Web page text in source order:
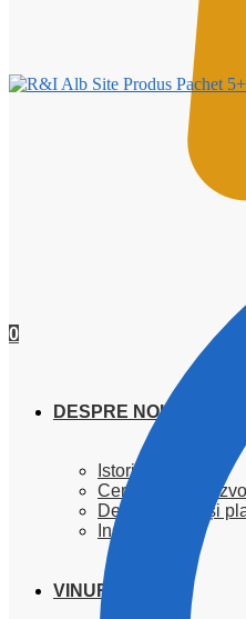
0
DESPRE NOI
Istoric & Premii
Cercetare &
Despre soiuri și
Instituții
VINURI
Pachet